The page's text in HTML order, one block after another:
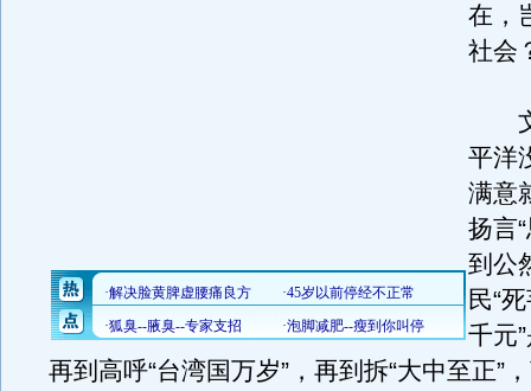
在，
社会
文
平洋
满意
扬言
到公
民“
千元
再到高呼“台湾国万岁”，再到拆“大中至正”